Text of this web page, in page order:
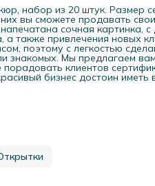
набор из 20 штук. Размер
вы сможете продавать
сочная картинка,
а также привлечения новых
поэтому с легкостью
знакомых. Мы предлагаем
клиентов
бизнес достоин